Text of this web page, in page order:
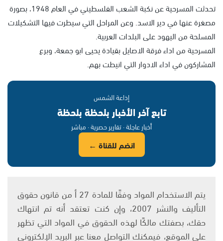
تحدثت المسرحية عن نكبة الشعب الفلسطيني في العام 1948، بصورة
مصغرة عنها في دير الاسد. وعن المراحل التي سيطرت فيها التشكيلات
المسلحة من اليهود على البلدات العربية.
المسرحية من اداء فرقة الاصايل بقيادة يحيى ابو جمعة، وبرع
المشاركون في اداء الادوار التي انيطت بهم.
إذاعة الشمس
تابع آخر الأخبار بلحظة بلحظة
أخبار عاجلة · تقارير حصرية · مباشر
انضم للقناة ←
يتم الاستخدام المواد وفقًا للمادة 27 أ من قانون حقوق
التأليف والنشر 2007، وإن كنت تعتقد أنه تم انتهاك
حقك، بصفتك مالكًا لهذه الحقوق في المواد التي تظهر
على الموقع، فيمكنك التواصل معنا عبر البريد الإلكتروني